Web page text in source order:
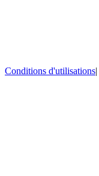
Conditions d'utilisations|